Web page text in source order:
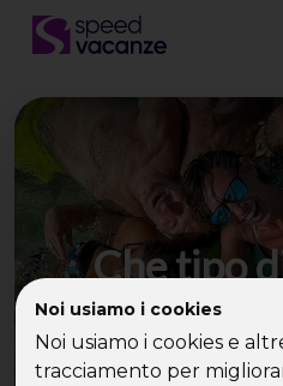
Noi usiamo i cookies
Noi usiamo i cookies e
tracciamento per
Che tipo
Scegli la tua
di Speed